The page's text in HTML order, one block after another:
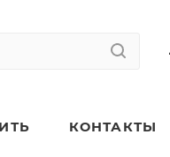
КОНТАКТЫ